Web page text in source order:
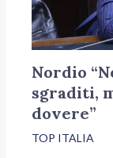
Nordio
sgraditi,
dovere”
TOP ITALIA